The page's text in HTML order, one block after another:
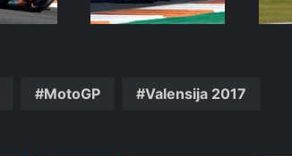
MotoGP Valensija 2017